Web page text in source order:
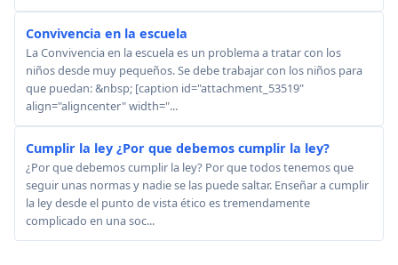
Convivencia en la escuela
La Convivencia en la escuela es un problema a tratar con los
niños desde muy pequeños. Se debe trabajar con los niños para
que puedan: &nbsp; [caption id="attachment_53519"
align="aligncenter" width="...
Cumplir la ley ¿Por que debemos cumplir la ley?
¿Por que debemos cumplir la ley? Por que todos tenemos que
seguir unas normas y nadie se las puede saltar. Enseñar a cumplir
la ley desde el punto de vista ético es tremendamente
complicado en una soc...